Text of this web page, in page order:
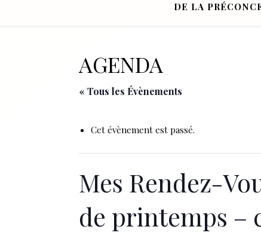
DE LA
AGENDA
« Tous les Évènements
Cet évènement est passé.
Mes Rendez-
de printemps –